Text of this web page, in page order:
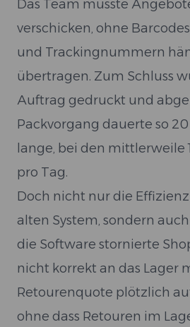
Das Team musste
verschicken, ohne
und Trackingnummern
übertragen. Zum Schluss
Auftrag gedruckt und
Packvorgang dauerte so
lange, bei den mittlerweile
pro Tag.
Doch nicht nur die
alten System, sondern
die Software stornierte
nicht korrekt an das Lager
Retourenquote plötzlich
ohne dass Retouren im